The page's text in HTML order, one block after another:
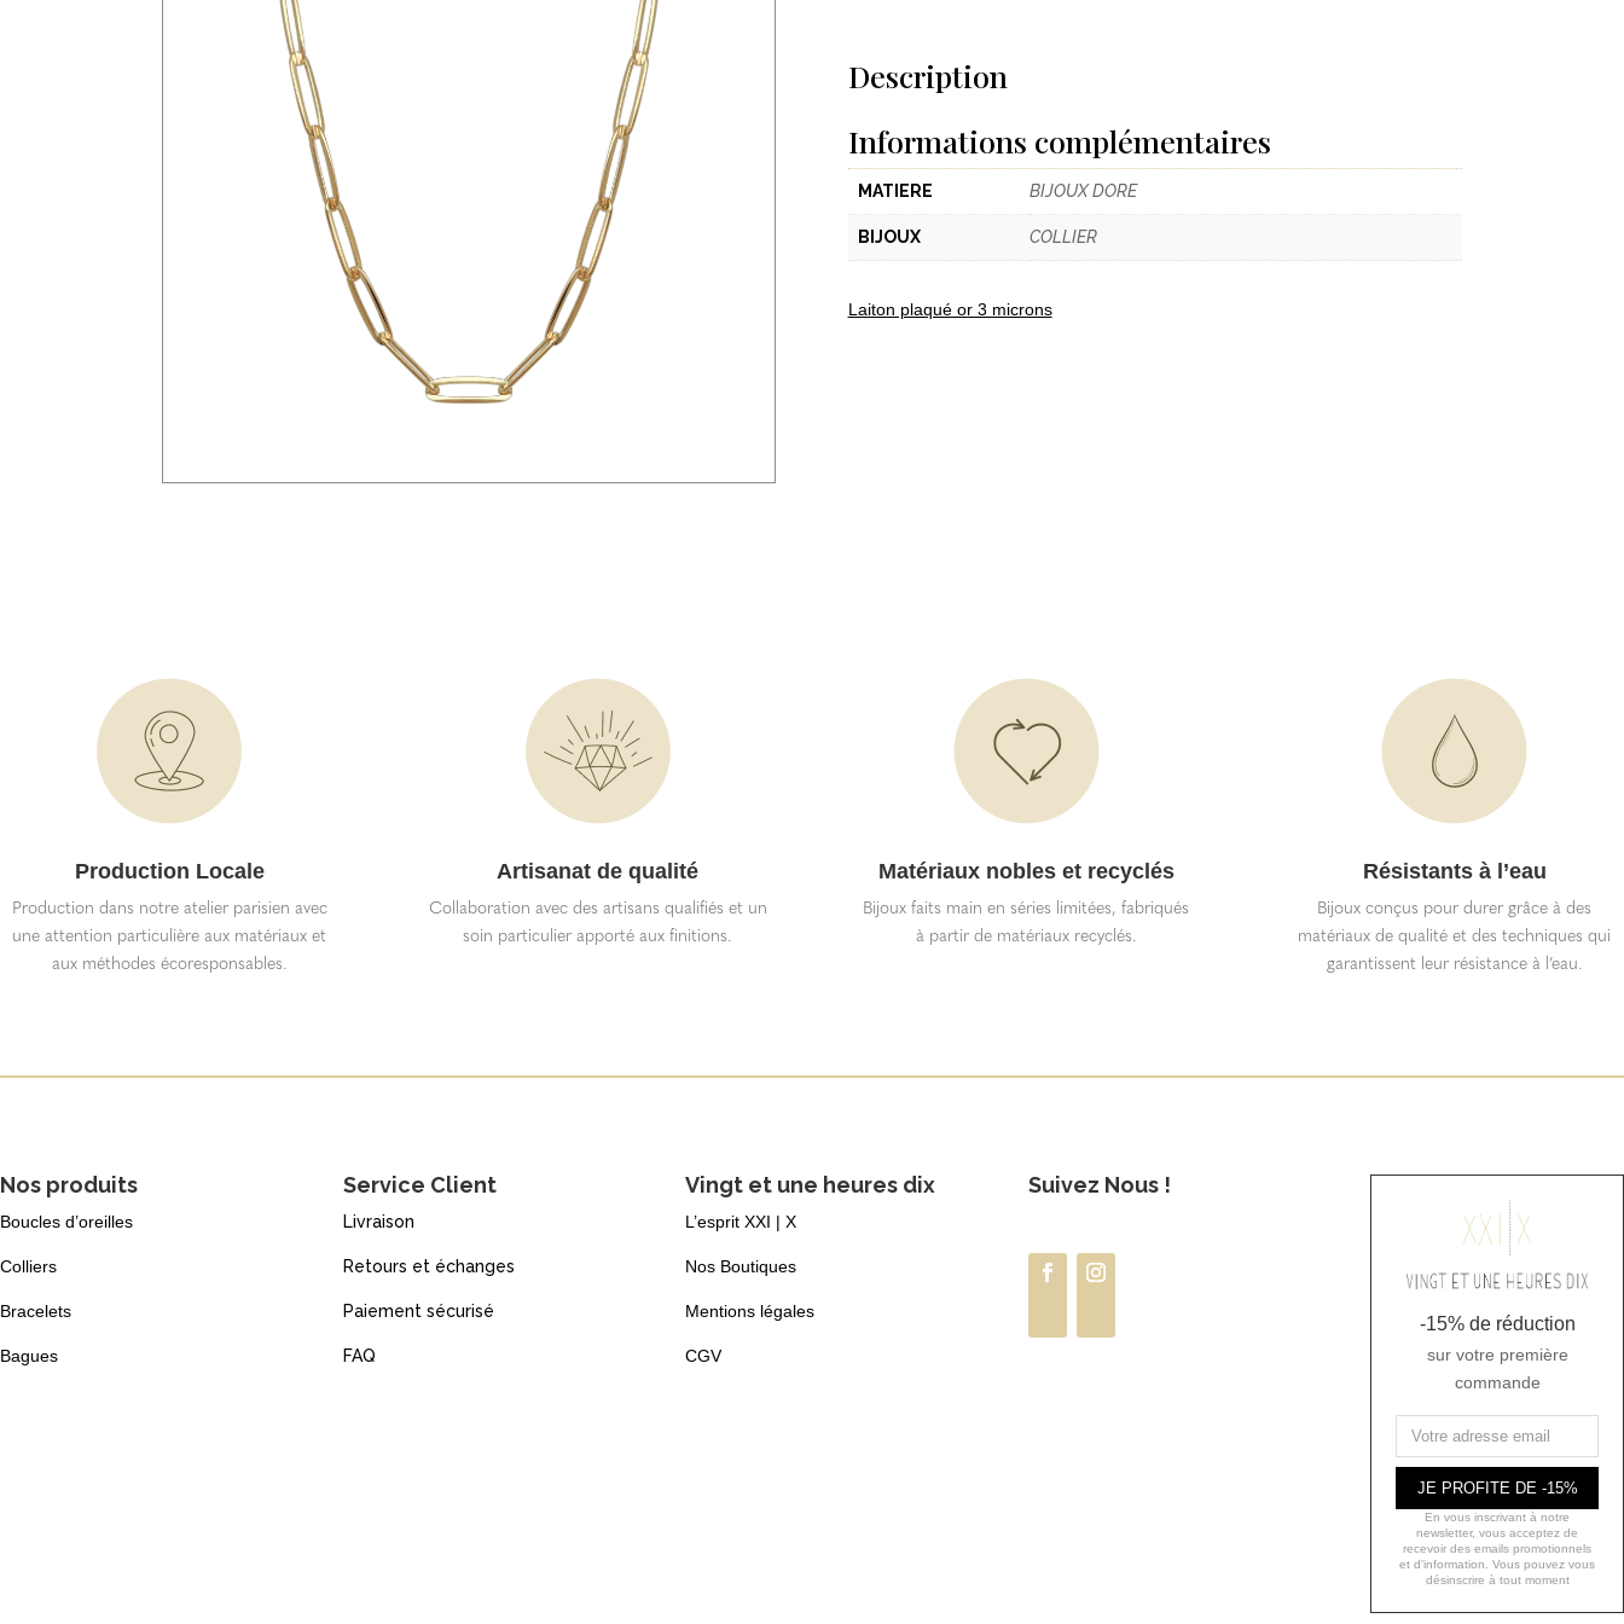
Description
Informations complémentaires
MATIERE BIJOUX DORE
BIJOUX COLLIER
Laiton plaqué or 3 microns
Production Locale
Production dans notre atelier parisien avec
une attention particulière aux matériaux et
aux méthodes écoresponsables.
Artisanat de qualité
Collaboration avec des artisans qualifiés et un
soin particulier apporté aux finitions.
Matériaux nobles et recyclés
Bijoux faits main en séries limitées, fabriqués
à partir de matériaux recyclés.
Résistants à l’eau
Bijoux conçus pour durer grâce à des
matériaux de qualité et des techniques qui
garantissent leur résistance à l’eau.
Nos produits
Boucles d’oreilles
Colliers
Bracelets
Bagues
Service Client
Livraison
Retours et échanges
Paiement sécurisé
FAQ
Vingt et une heures dix
L’esprit XXI | X
Nos Boutiques
Mentions légales
CGV
Suivez Nous !
-15% de réduction
sur votre première
commande
JE PROFITE DE -15%
En vous inscrivant à notre
newsletter, vous acceptez de
recevoir des emails promotionnels
et d'information. Vous pouvez vous
désinscrire à tout moment